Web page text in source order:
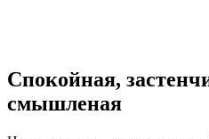
Спокойная,
смышленая